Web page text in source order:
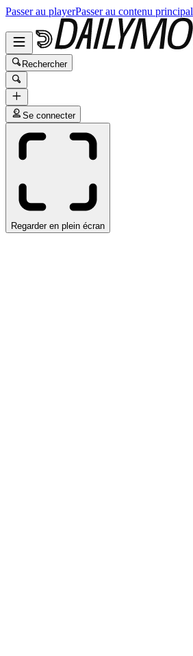
Passer au playerPasser au contenu principal
Rechercher
Se connecter
Regarder en plein écran